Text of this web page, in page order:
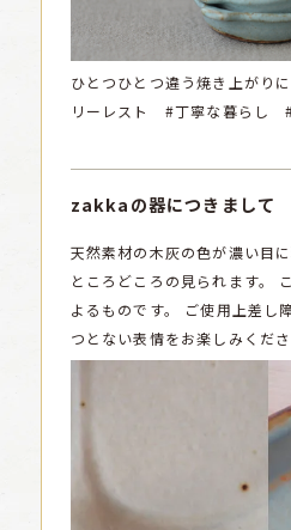
ひとつひとつ違う焼き上がりに
リーレスト #丁寧な暮らし
zakkaの器につきまして
天然素材の木灰の色が濃い目
ところどころの見られます。
よるものです。
ご使用上差し
つとない表情をお楽しみくださ